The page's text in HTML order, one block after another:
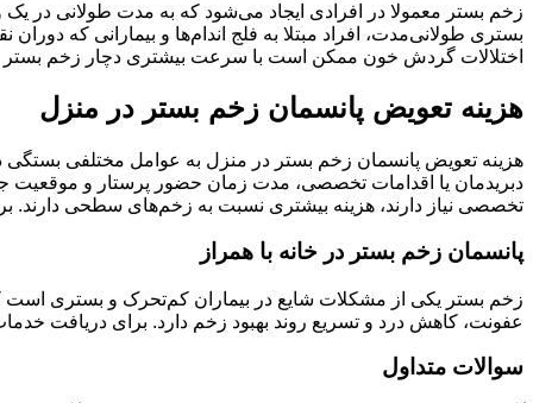
زخم بستر معمولا در افرادی ایجاد می‌شود که به مدت طولانی در یک
بستری طولانی‌مدت، افراد مبتلا به فلج اندام‌ها و بیمارانی که
اختلالات گردش خون ممکن است با سرعت بیشتری دچار زخم بستر
هزینه تعویض پانسمان زخم بستر در منزل
هزینه تعویض پانسمان زخم بستر در منزل به عوامل مختلفی بستگی
دبریدمان یا اقدامات تخصصی، مدت زمان حضور پرستار و موقعیت
تخصصی نیاز دارند، هزینه بیشتری نسبت به زخم‌های سطحی دارند.
پانسمان زخم بستر در خانه با همراز
زخم بستر یکی از مشکلات شایع در بیماران کم‌تحرک و بستری
عفونت، کاهش درد و تسریع روند بهبود زخم دارد. برای دریافت
سوالات متداول